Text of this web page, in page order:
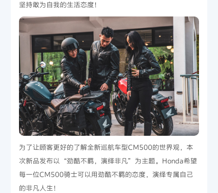
坚持敢为自我的生活态度！
为了让顾客更好的了解全新巡航车型CM500的世界观，本
次新品发布以“劲酷不羁，演绎非凡”为主题。Honda希望
每一位CM500骑士可以用劲酷不羁的态度，演绎专属自己
的非凡人生！